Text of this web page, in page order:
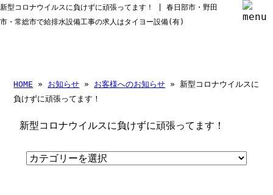
新型コロナウイルスに負けずに頑張ってます！ | 春日部市・野田
市・常総市で給排水設備工事の求人はタイヨー設備(有)
HOME » お知らせ » お客様へのお知らせ » 新型コロナウイルスに
負けずに頑張ってます！
新型コロナウイルスに負けずに頑張ってます！